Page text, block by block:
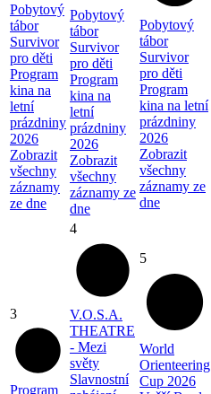
Pobytový
tábor
Survivor
pro děti
Program
kina na
letní
prázdniny
2026
Zobrazit
všechny
záznamy
ze dne
Pobytový
tábor
Survivor
pro děti
Program
kina na
letní
prázdniny
2026
Zobrazit
všechny
záznamy ze
dne
Pobytový
tábor
Survivor
pro děti
Program
kina na letní
prázdniny
2026
Zobrazit
všechny
záznamy ze
dne
3
Program
4
V.O.S.A.
THEATRE
- Mezi
světy
Slavnostní
5
World
Orienteering
Cup 2026